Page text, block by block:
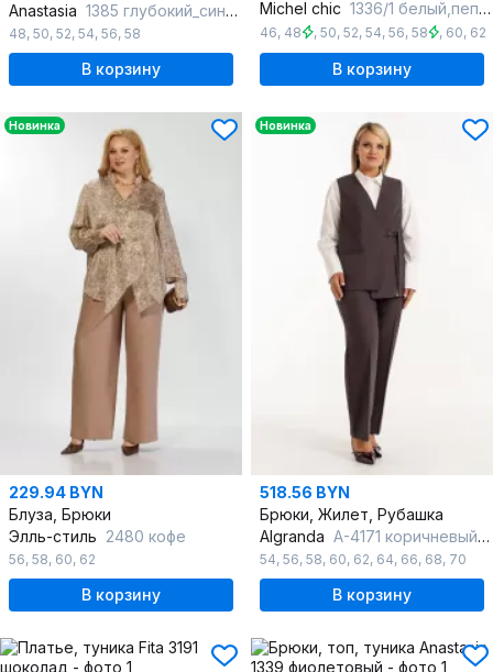
Anastasia 1385 глубокий_синий/голубой
48, 50, 52, 54, 56, 58
В корзину
Michel chic 1336/1 белый,пепел
46, 48 , 50, 52, 54, 56, 58 , 60, 62
В корзину
Новинка
229.94 BYN
Блуза, Брюки
Элль-стиль 2480 кофе
56, 58, 60, 62
В корзину
Новинка
518.56 BYN
Брюки, Жилет, Рубашка
Algranda А-4171 коричневый-молочный
54, 56, 58, 60, 62, 64, 66, 68, 70
В корзину